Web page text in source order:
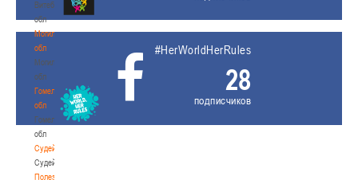
Витебская
обл
Могилевская
обл
Могилевская
обл
Гомельская
обл
Гомельская
обл
Судейство
Судейство
Полезные
#HerWorldHerRules
28
подписчиков